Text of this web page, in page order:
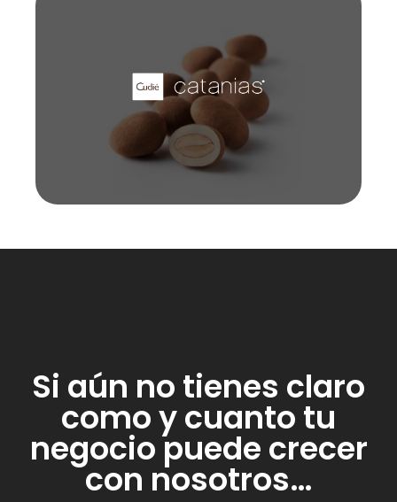
Si aún no tienes claro
como y cuanto tu
negocio puede crecer
con nosotros…